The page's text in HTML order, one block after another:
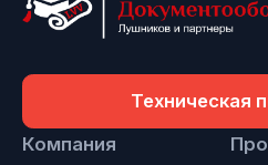
Техническая
Компания